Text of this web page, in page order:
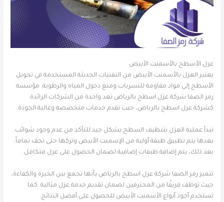
عزل الأسطح بالأسمنت الأبيض
يعتبر العزل بالأسمنت الأبيض من التقنيات الحديثة المستخدمة في تحويل
الأسطح إلى مواد مقاومة للتسربات ومنع دخول المياه والرطوبة. مؤسسة
رمز الصفا شركة عزل اسطح بالرياض تعد واحدة من الشركات الرائدة
كشركة عزل اسطح بالرياض، حيث تقدم خدمات متخصصة وعالية الجودة.
تبدأ عملية العزل بتنظيف السطح بشكل جيد للتأكد من عدم وجود شوائب.
بعدها يتم تطبيق طبقة أولية من الإسمنت الأبيض وتركها حتى تجف تماماً.
بعد ذلك، يتم إضافة طبقات إضافية لضمان الحصول على عزل متكامل.
تتميز رمز الصفا شركة عزل اسطح بالرياض بأنها تجمع بين الخبرة والكفاءة،
حيث توظف فريقًا من المحترفين لضمان تقديم خدمة عزل مثالية. كما
تستخدم أجود أنواع الأسمنت الأبيض للحصول على أفضل النتائج.